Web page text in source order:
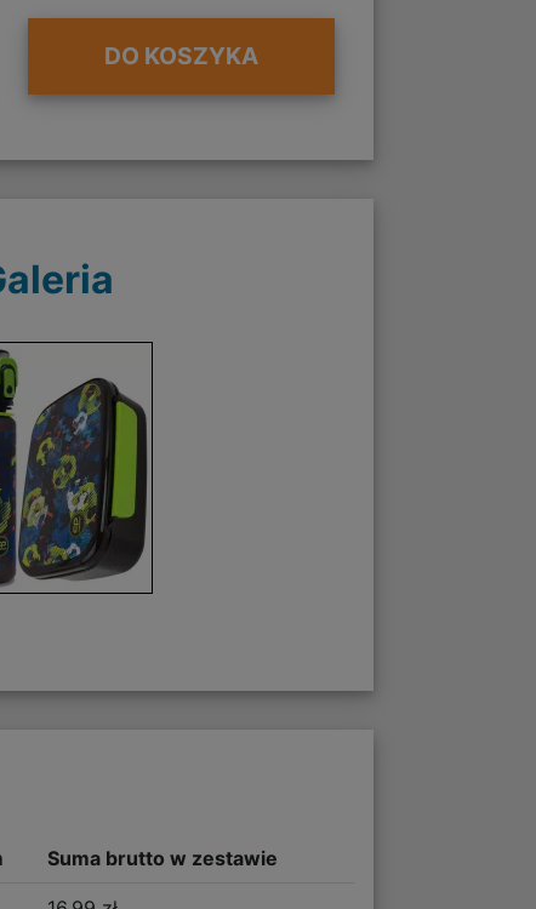
DO KOSZYKA
Suma brutto w zestawie